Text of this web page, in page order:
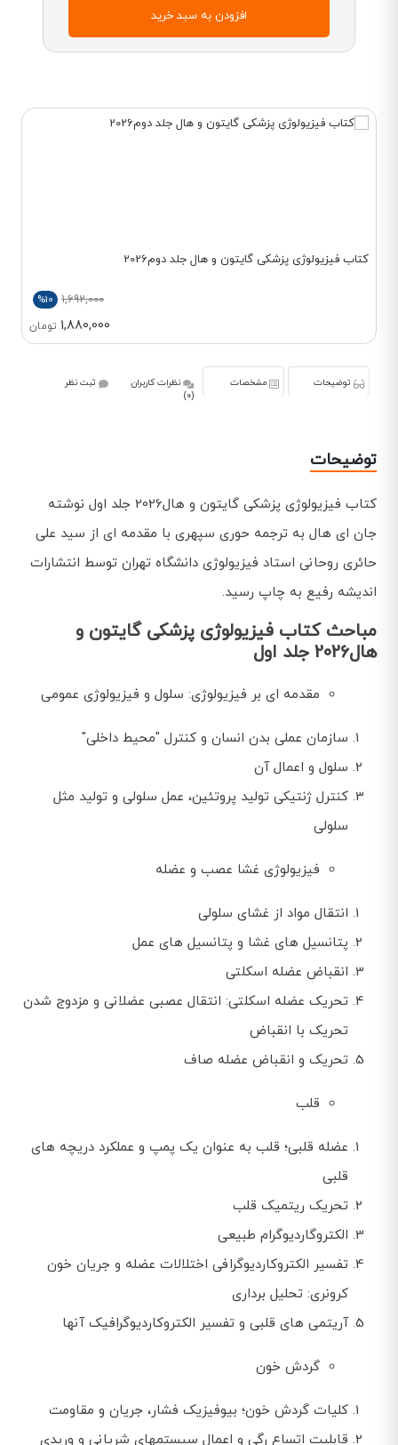
افزودن به سبد خرید
کتاب فیزیولوژی پزشکی گایتون و هال جلد دوم2026
1,692,000
%10
1,880,000 تومان
توضیحات مشخصات
نظرات کاربران
(0)
ثبت نظر
توضیحات
کتاب فیزیولوژی پزشکی گایتون و هال2026 جلد اول نوشته
جان ای هال به ترجمه حوری سپهری با مقدمه ای از سید علی
حائری روحانی استاد فیزیولوژی دانشگاه تهران توسط انتشارات
اندیشه رفیع به چاپ رسید.
مباحث کتاب فیزیولوژی پزشکی گایتون و
هال2026 جلد اول
مقدمه ای بر فیزیولوژی: سلول و فیزیولوژی عمومی
سازمان عملی بدن انسان و کنترل "محیط داخلی"
سلول و اعمال آن
کنترل ژنتیکی تولید پروتئین، عمل سلولی و تولید مثل
سلولی
فیزیولوژی غشا عصب و عضله
انتقال مواد از غشای سلولی
پتانسیل های غشا و پتانسیل های عمل
انقباض عضله اسکلتی
تحریک عضله اسکلتی: انتقال عصبی عضلانی و مزدوج شدن
تحریک با انقباض
تحریک و انقباض عضله صاف
قلب
عضله قلبی؛ قلب به عنوان یک پمپ و عملکرد دریچه های
قلبی
تحریک ریتمیک قلب
الکتروگاردیوگرام طبیعی
تفسیر الکتروکاردیوگرافی اختلالات عضله و جریان خون
کرونری: تحلیل برداری
آریتمی های قلبی و تفسیر الکتروکاردیوگرافیک آنها
گردش خون
کلیات گردش خون؛ بیوفیزیک فشار، جریان و مقاومت
قابلیت اتساع رگی و اعمال سیستمهای شریانی و وریدی